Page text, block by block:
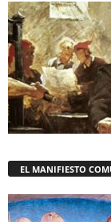
EL MANIFIESTO